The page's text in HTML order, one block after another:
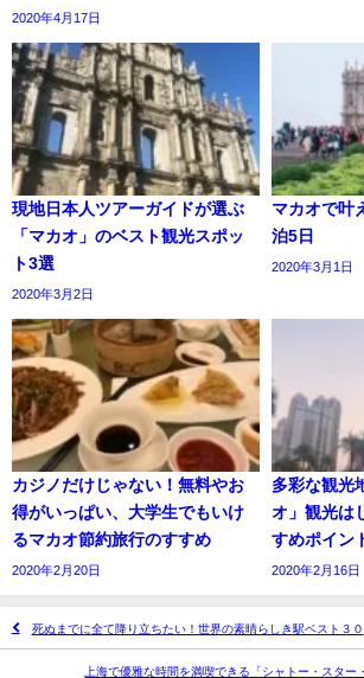
2020年4月17日
現地日本人ツアーガイドが選ぶ
「マカオ」のベスト観光スポッ
ト3選
2020年3月2日
マカオで叶
泊5日
2020年3月1日
カジノだけじゃない！無料やお
得がいっぱい、大学生でもいけ
るマカオ節約旅行のすすめ
2020年2月20日
多彩な観光
オ」観光は
すめポイン
2020年2月16日
死ぬまでに全て降り立ちたい！世界の素晴らしき駅ベスト３０
上海で優雅な時間を満喫できる「シャトー・スター